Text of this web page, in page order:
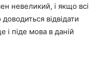
невеликий, і якщо всі
відвідати
і піде мова в даній